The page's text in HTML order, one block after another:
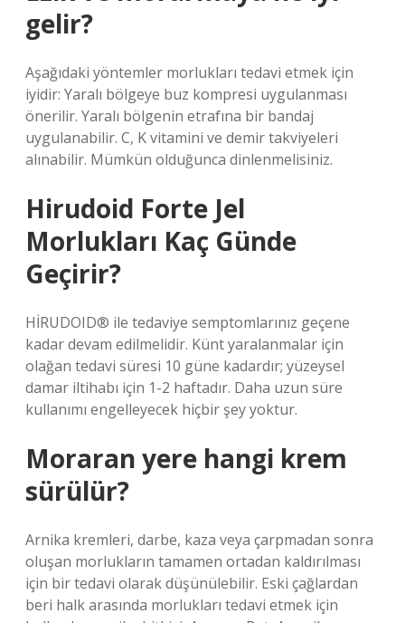
gelir?
Aşağıdaki yöntemler morlukları tedavi etmek için
iyidir: Yaralı bölgeye buz kompresi uygulanması
önerilir. Yaralı bölgenin etrafına bir bandaj
uygulanabilir. C, K vitamini ve demir takviyeleri
alınabilir. Mümkün olduğunca dinlenmelisiniz.
Hirudoid Forte Jel
Morlukları Kaç Günde
Geçirir?
HİRUDOID® ile tedaviye semptomlarınız geçene
kadar devam edilmelidir. Künt yaralanmalar için
olağan tedavi süresi 10 güne kadardır; yüzeysel
damar iltihabı için 1-2 haftadır. Daha uzun süre
kullanımı engelleyecek hiçbir şey yoktur.
Moraran yere hangi krem
sürülür?
Arnika kremleri, darbe, kaza veya çarpmadan sonra
oluşan morlukların tamamen ortadan kaldırılması
için bir tedavi olarak düşünülebilir. Eski çağlardan
beri halk arasında morlukları tedavi etmek için